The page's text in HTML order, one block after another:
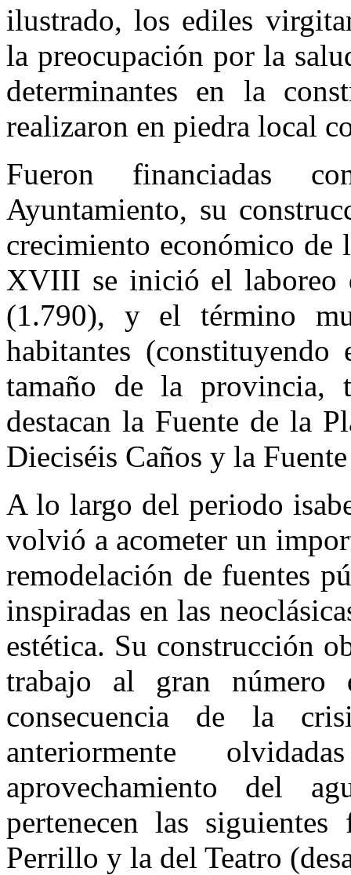
ilustrado, los ediles
la preocupación por la
determinantes en la
realizaron en piedra local
Fueron financiadas
Ayuntamiento, su
crecimiento económico de
XVIII se inició el laboreo
(1.790), y el término
habitantes
tamaño de la provincia,
destacan la Fuente de la
Dieciséis Caños y la
A lo largo del periodo
volvió a acometer un
remodelación de fuentes
inspiradas en las
estética. Su construcción
trabajo al gran número
consecuencia de la
anteriormente
aprovechamiento del
pertenecen las
Perrillo y la del Teatro